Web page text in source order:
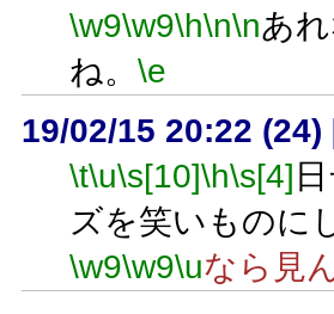
\w9\w9\h\n\nあ
ね。 \e
19/02/15 20:22 (24)
\t\u\s[10]\h\s[4]
ズを笑いものに
\w9\w9\uなら見